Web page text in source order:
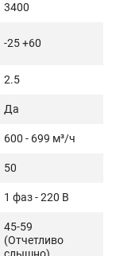
3400
-25 +60
2.5
Да
600 - 699 м³/ч
50
1 фаз - 220 В
45-59
(Отчетливо